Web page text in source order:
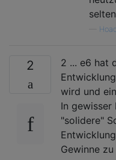
2
2 ... e6 hat
wird und
In
"solidere"
Gewinne